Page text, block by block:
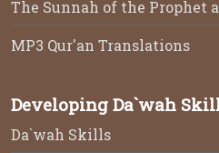
The Sunnah of the Prophet
MP3 Qur'an Translations
Developing Da`wah
Da`wah Skills